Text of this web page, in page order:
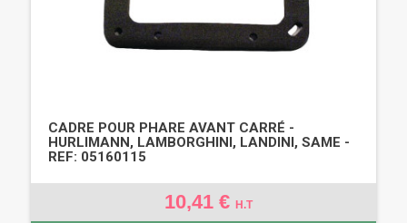
CADRE POUR PHARE AVANT CARRÉ -
HURLIMANN, LAMBORGHINI, LANDINI, SAME -
REF: 05160115
10,41 € H.T